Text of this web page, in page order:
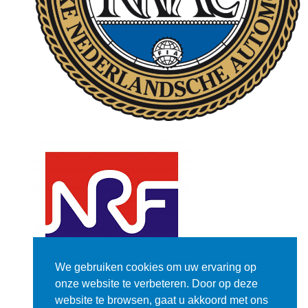
We gebruiken cookies om uw ervaring op
onze website te verbeteren. Door op deze
website te browsen, gaat u akkoord met ons